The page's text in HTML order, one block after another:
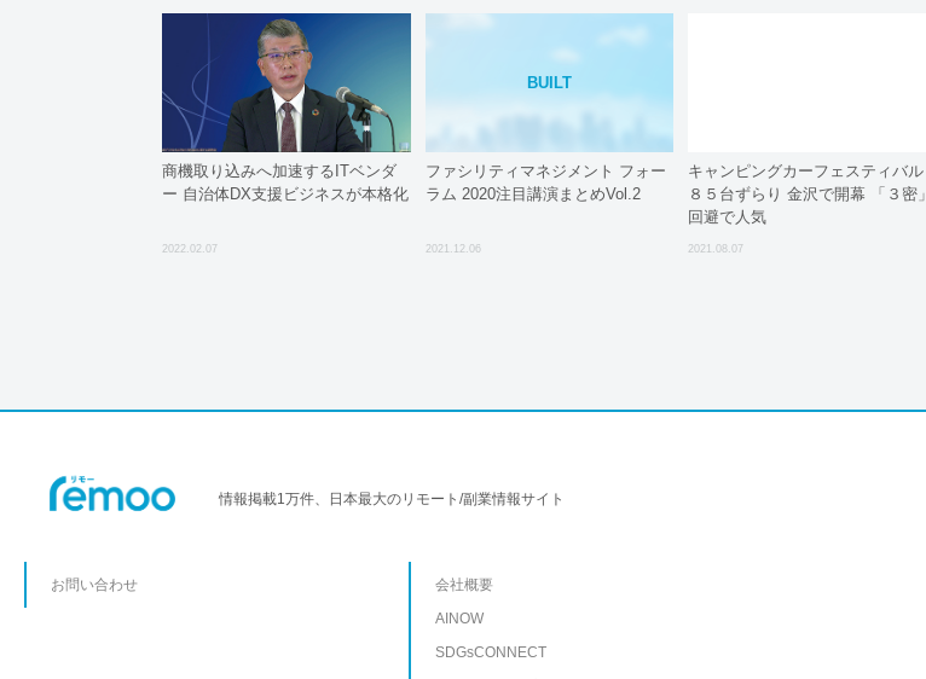
商機取り込みへ加速するITベンダ
ー 自治体DX支援ビジネスが本格化
2022.02.07
BUILT
ファシリティマネジメント フォー
ラム 2020注目講演まとめVol.2
2021.12.06
キャンピングカーフェスティバル
８５台ずらり 金沢で開幕 「３密」
回避で人気
2021.08.07
情報掲載1万件、日本最大のリモート/副業情報サイト
お問い合わせ
会社概要
AINOW
SDGsCONNECT